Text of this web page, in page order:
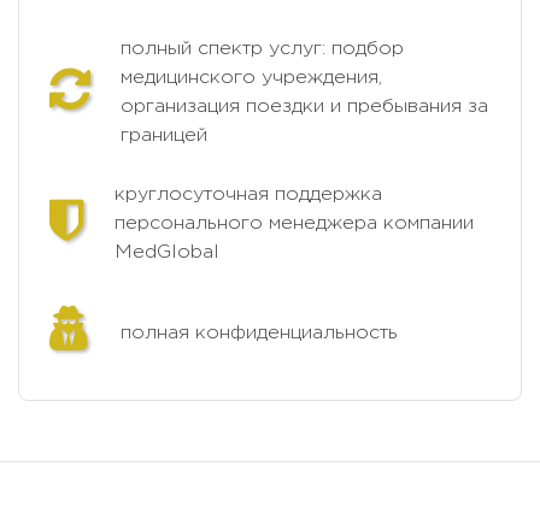
полный спектр услуг: подбор
медицинского учреждения,
организация поездки и пребывания за
границей
круглосуточная поддержка
персонального менеджера компании
MedGlobal
полная конфиденциальность